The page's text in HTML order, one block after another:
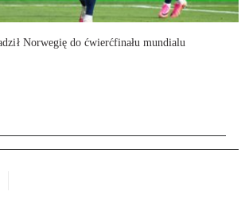
Norwegię do ćwierćfinału mundialu